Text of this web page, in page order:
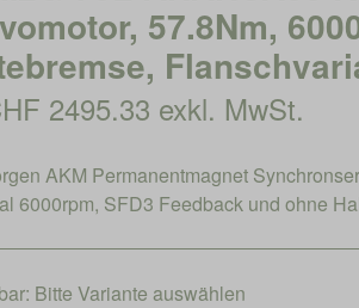
57.8Nm,
2495.33 exkl. MwSt.
AKM Permanentmagnet
6000rpm, SFD3 Feedback und ohne
Bitte Variante auswählen